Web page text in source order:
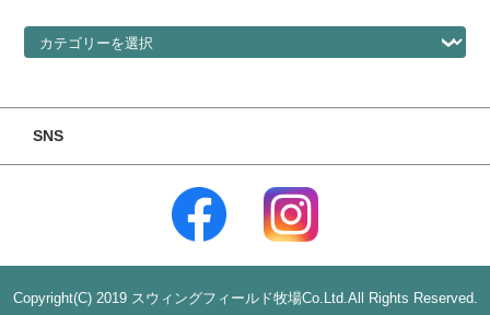
SNS
Copyright(C) 2019 スウィングフィールド牧場Co.Ltd.All Rights Reserved.